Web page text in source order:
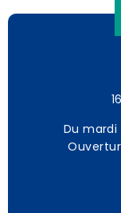
Du mardi